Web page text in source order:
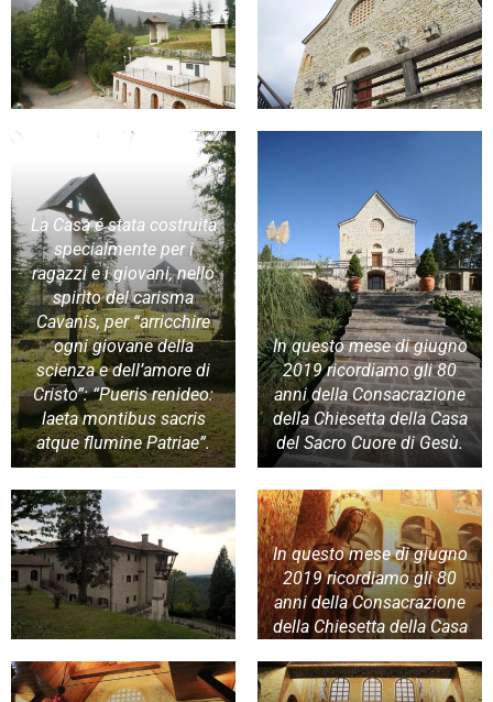
La Casa é stata costruita
specialmente per i
ragazzi e i giovani, nello
spirito del carisma
Cavanis, per “arricchire
ogni giovane della
scienza e dell’amore di
Cristo”: “Pueris renideo:
laeta montibus sacris
atque flumine Patriae”.
In questo mese di giugno
2019 ricordiamo gli 80
anni della Consacrazione
della Chiesetta della Casa
del Sacro Cuore di Gesù.
In questo mese di giugno
2019 ricordiamo gli 80
anni della Consacrazione
della Chiesetta della Casa